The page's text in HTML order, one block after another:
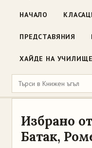
НАЧАЛО
ПРЕДСТАВЯНИЯ
ХАЙДЕ НА УЧИЛИЩЕ
Избрано
Батак,